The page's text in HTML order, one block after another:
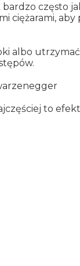
bardzo często
aby
albo
to